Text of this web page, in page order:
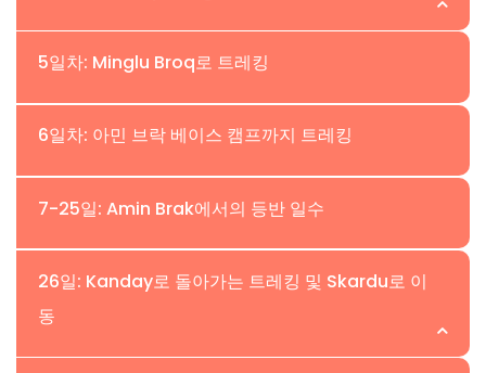
중심지입니다. 이슬라마바드에서 Skardu까지의 비행은 히
말라야와 카라코람 산의 장관을 제공하며, 우리는 다른 봉우
이 Skardu 공항에서 기다리고 있으며, 손님들을 파트너 호
텔로 안내할 것입니다. 이른 도착 시, 우리는 충분한 시간을
가지고 휴식을 취하고 지역 바자르와 Skardu 시 외곽을 방
숙소: 트윈 공유 기준의 호텔 객실.
둘러싸여 있습니다. 아침 식사 후, 우리는 아민 브락 원정에
필요한 장비를 점검하고, 부족한 것이 있으면 구매하거나 대
여할 것입니다. 장비 점검이 끝나면, 스카르두 바자르에서
지역의 숨막히는 경치를 감상할 수 있습니다.
숙소: 트윈 공유 기준의 호텔 객실.
위치: Kanday | 고도:
Kanday는 Amin Brak 원정으로 가는 길의 마지막 마을입
니다. 우리는 Khaplu 계곡을 지나 Kanday 마을에 도착하기
위해 차량을 운전할 것입니다. Skardu에서 Kanday까지는
곳에서 우리의 포터, 등반 보조원 및 주방 팀이 Amin Brak
원정을 위해 합류할 것입니다. 우리 직원들은 텐트를 설치하
고 참가자들에게 따뜻한 차와 쿠키, 간식을 제공할 것입니
5일차: Minglu Broq로 트레킹
위치: Nangma Valley | 고도:
6일차: 아민 브락 베이스 캠프까지 트레킹
위치: Nangma Valley | 고도:
7-25일: Amin Brak에서의 등반 일수
위치: Nangma Valley | 고도:
26일: Kanday로 돌아가는 트레킹 및 Skardu로 이
동